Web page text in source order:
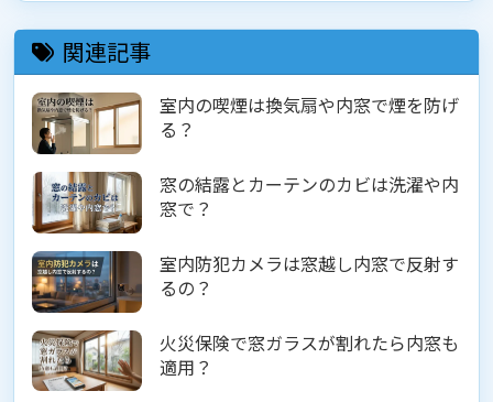
関連記事
室内の喫煙は換気扇や内窓で煙を防げ
る？
窓の結露とカーテンのカビは洗濯や内
窓で？
室内防犯カメラは窓越し内窓で反射す
るの？
火災保険で窓ガラスが割れたら内窓も
適用？